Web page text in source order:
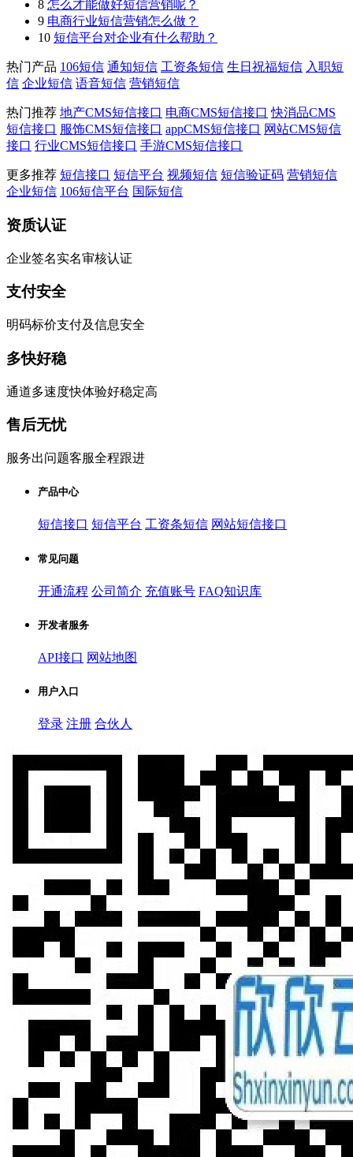
8 怎么才能做好短信营销呢？
9 电商行业短信营销怎么做？
10 短信平台对企业有什么帮助？
热门产品 106短信 通知短信 工资条短信 生日祝福短信 入职短
信 企业短信 语音短信 营销短信
热门推荐 地产CMS短信接口 电商CMS短信接口 快消品CMS
短信接口 服饰CMS短信接口 appCMS短信接口 网站CMS短信
接口 行业CMS短信接口 手游CMS短信接口
更多推荐 短信接口 短信平台 视频短信 短信验证码 营销短信
企业短信 106短信平台 国际短信
资质认证
企业签名实名审核认证
支付安全
明码标价支付及信息安全
多快好稳
通道多速度快体验好稳定高
售后无忧
服务出问题客服全程跟进
产品中心
短信接口 短信平台 工资条短信 网站短信接口
常见问题
开通流程 公司简介 充值账号 FAQ知识库
开发者服务
API接口 网站地图
用户入口
登录 注册 合伙人